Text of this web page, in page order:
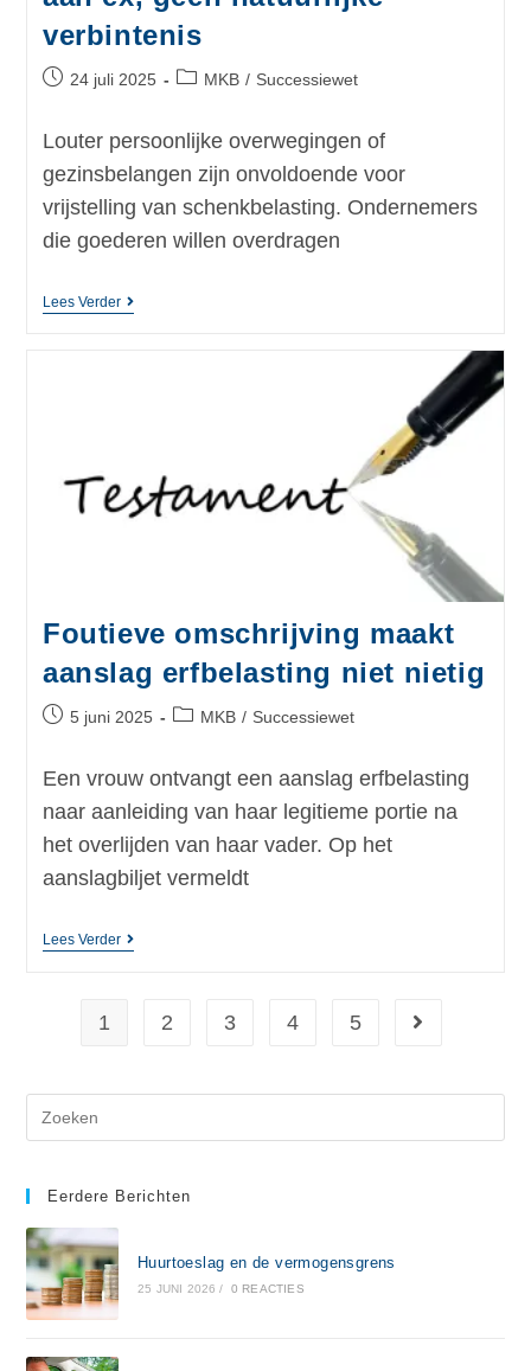
verbintenis
24 juli 2025 MKB / Successiewet
Louter persoonlijke overwegingen of
gezinsbelangen zijn onvoldoende voor
vrijstelling van schenkbelasting. Ondernemers
die goederen willen overdragen
Lees Verder
Foutieve omschrijving maakt
aanslag erfbelasting niet nietig
5 juni 2025 MKB / Successiewet
Een vrouw ontvangt een aanslag erfbelasting
naar aanleiding van haar legitieme portie na
het overlijden van haar vader. Op het
aanslagbiljet vermeldt
Lees Verder
1 2 3 4 5
Eerdere Berichten
Huurtoeslag en de vermogensgrens
25 JUNI 2026 / 0 REACTIES